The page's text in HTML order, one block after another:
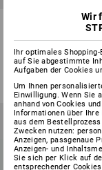
Sigel Formularbücher
Variante
ab € 3,25
Wir
Ihr optimales
auf Sie abgestimmte
Aufgaben der Cookies
Um Ihnen
Einwilligung. Wenn Sie
anhand von Cookies
Informationen über
aus dem
Zwecken nutzen:
Anzeigen, passgenaue
Anzeigen- und
Sie sich per Klick auf
entsprechender